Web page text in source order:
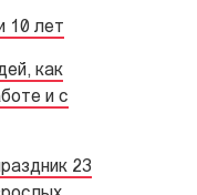
10 лет
как
и с
23